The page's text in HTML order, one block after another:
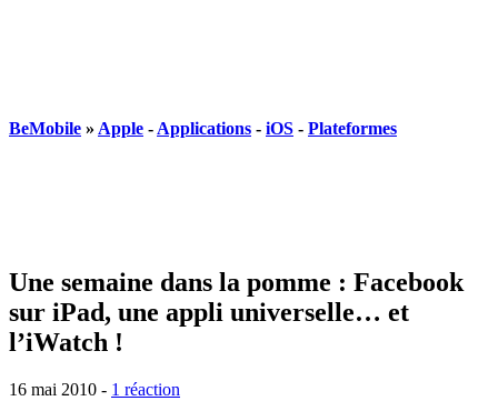
BeMobile » Apple - Applications - iOS - Plateformes
Une semaine dans la pomme : Facebook
sur iPad, une appli universelle… et
l’iWatch !
16 mai 2010 - 1 réaction